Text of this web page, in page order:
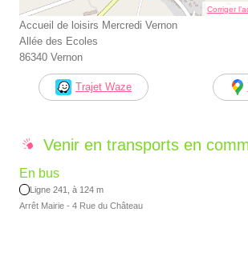
Corriger
Accueil de loisirs Mercredi Vernon
Allée des Ecoles
86340 Vernon
Trajet Waze
Venir en transports en
En bus
Ligne 241, à 124 m
Arrêt Mairie - 4 Rue du Château